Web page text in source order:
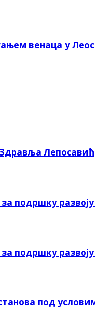
венаца у
Лепосавић
подршку
подршку
под